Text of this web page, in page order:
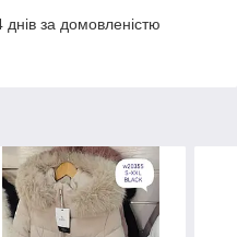
за домовленістю